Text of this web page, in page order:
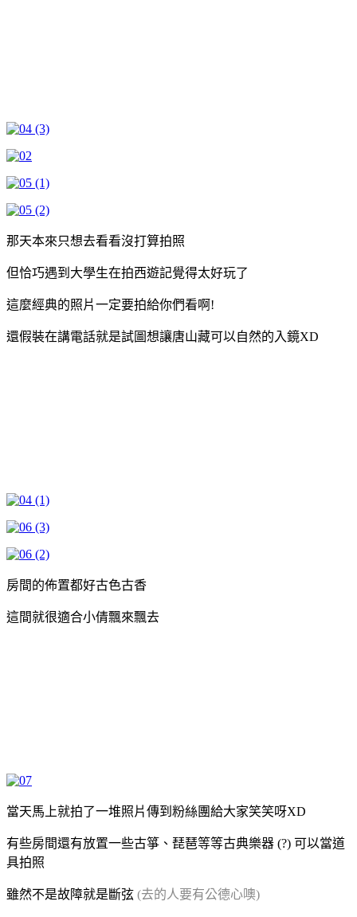
那天本來只想去看看沒打算拍照
但恰巧遇到大學生在拍西遊記覺得太好玩了
這麼經典的照片一定要拍給你們看啊!
還假裝在講電話就是試圖想讓唐山藏可以自然的入鏡XD
房間的佈置都好古色古香
這間就很適合小倩飄來飄去
當天馬上就拍了一堆照片傳到粉絲團給大家笑笑呀XD
有些房間還有放置一些古箏、琵琶等等古典樂器 (?) 可以當道
具拍照
雖然不是故障就是斷弦 (去的人要有公德心噢)